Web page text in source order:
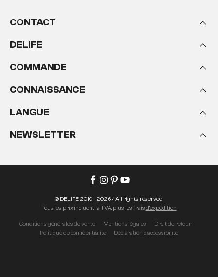
CONTACT
DELIFE
COMMANDE
CONNAISSANCE
LANGUE
NEWSLETTER
Conditions générales de vente Mentions légales
Droit de retour
Politique de confidentialité
Déclaration d'accessibilité
© DELIFE 2010 - 2026 / All rights reserved.
Tous les prix incluent la TVA, plus les frais d'expédition.